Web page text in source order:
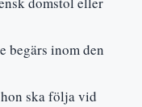
begärs inom den
ska följa vid